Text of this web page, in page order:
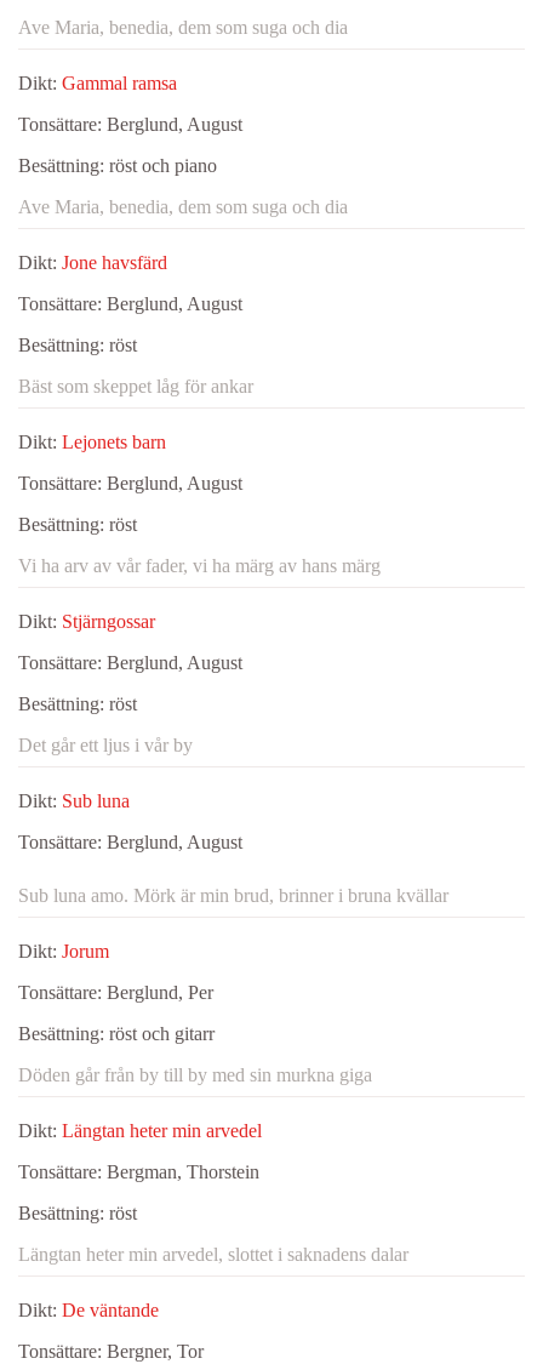
Ave Maria, benedia, dem som suga och dia
Dikt: Gammal ramsa
Tonsättare: Berglund, August
Besättning: röst och piano
Ave Maria, benedia, dem som suga och dia
Dikt: Jone havsfärd
Tonsättare: Berglund, August
Besättning: röst
Bäst som skeppet låg för ankar
Dikt: Lejonets barn
Tonsättare: Berglund, August
Besättning: röst
Vi ha arv av vår fader, vi ha märg av hans märg
Dikt: Stjärngossar
Tonsättare: Berglund, August
Besättning: röst
Det går ett ljus i vår by
Dikt: Sub luna
Tonsättare: Berglund, August
Sub luna amo. Mörk är min brud, brinner i bruna kvällar
Dikt: Jorum
Tonsättare: Berglund, Per
Besättning: röst och gitarr
Döden går från by till by med sin murkna giga
Dikt: Längtan heter min arvedel
Tonsättare: Bergman, Thorstein
Besättning: röst
Längtan heter min arvedel, slottet i saknadens dalar
Dikt: De väntande
Tonsättare: Bergner, Tor